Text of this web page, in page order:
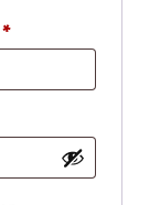
*Erforderlich